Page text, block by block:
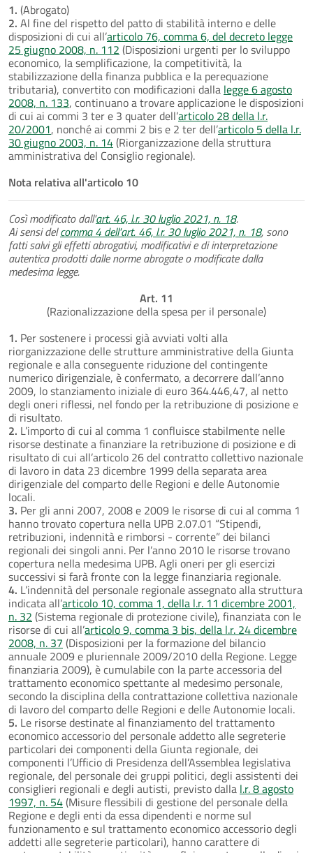
1. (Abrogato)
2. Al fine del rispetto del patto di stabilità interno e delle
disposizioni di cui all’articolo 76, comma 6, del decreto legge
25 giugno 2008, n. 112 (Disposizioni urgenti per lo sviluppo
economico, la semplificazione, la competitività, la
stabilizzazione della finanza pubblica e la perequazione
tributaria), convertito con modificazioni dalla legge 6 agosto
2008, n. 133, continuano a trovare applicazione le disposizioni
di cui ai commi 3 ter e 3 quater dell’articolo 28 della l.r.
20/2001, nonché ai commi 2 bis e 2 ter dell’articolo 5 della l.r.
30 giugno 2003, n. 14(Riorganizzazione della struttura
amministrativa del Consiglio regionale).
Nota relativa all'articolo 10
Così modificato dall'art. 46, l.r. 30 luglio 2021, n. 18.
Ai sensi delcomma 4 dell'art. 46, l.r. 30 luglio 2021, n. 18, sono
fatti salvi gli effetti abrogativi, modificativi e di interpretazione
autentica prodotti dalle norme abrogate o modificate dalla
medesima legge.
Art. 11
(Razionalizzazione della spesa per il personale)
1. Per sostenere i processi già avviati volti alla
riorganizzazione delle strutture amministrative della Giunta
regionale e alla conseguente riduzione del contingente
numerico dirigenziale, è confermato, a decorrere dall’anno
2009, lo stanziamento iniziale di euro 364.446,47, al netto
degli oneri riflessi, nel fondo per la retribuzione di posizione e
di risultato.
2. L’importo di cui al comma 1 confluisce stabilmente nelle
risorse destinate a finanziare la retribuzione di posizione e di
risultato di cui all’articolo 26 del contratto collettivo nazionale
di lavoro in data 23 dicembre 1999 della separata area
dirigenziale del comparto delle Regioni e delle Autonomie
locali.
3. Per gli anni 2007, 2008 e 2009 le risorse di cui al comma 1
hanno trovato copertura nella UPB 2.07.01 “Stipendi,
retribuzioni, indennità e rimborsi - corrente” dei bilanci
regionali dei singoli anni. Per l’anno 2010 le risorse trovano
copertura nella medesima UPB. Agli oneri per gli esercizi
successivi si farà fronte con la legge finanziaria regionale.
4. L’indennità del personale regionale assegnato alla struttura
indicata all’articolo 10, comma 1, della l.r. 11 dicembre 2001,
n. 32 (Sistema regionale di protezione civile), finanziata con le
risorse di cui all’articolo 9, comma 3 bis, della l.r. 24 dicembre
2008, n. 37 (Disposizioni per la formazione del bilancio
annuale 2009 e pluriennale 2009/2010 della Regione. Legge
finanziaria 2009), è cumulabile con la parte accessoria del
trattamento economico spettante al medesimo personale,
secondo la disciplina della contrattazione collettiva nazionale
di lavoro del comparto delle Regioni e delle Autonomie locali.
5. Le risorse destinate al finanziamento del trattamento
economico accessorio del personale addetto alle segreterie
particolari dei componenti della Giunta regionale, dei
componenti l’Ufficio di Presidenza dell’Assemblea legislativa
regionale, del personale dei gruppi politici, degli assistenti dei
consiglieri regionali e degli autisti, previsto dalla l.r. 8 agosto
1997, n. 54(Misure flessibili di gestione del personale della
Regione e degli enti da essa dipendenti e norme sul
funzionamento e sul trattamento economico accessorio degli
addetti alle segreterie particolari), hanno carattere di